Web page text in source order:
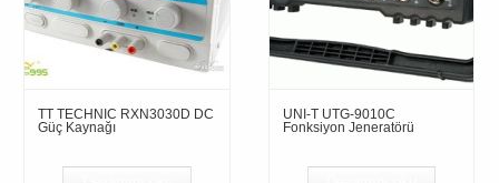
TT TECHNIC RXN3030D DC
Güç Kaynağı
UNI-T UTG-9010C
Fonksiyon Jeneratörü